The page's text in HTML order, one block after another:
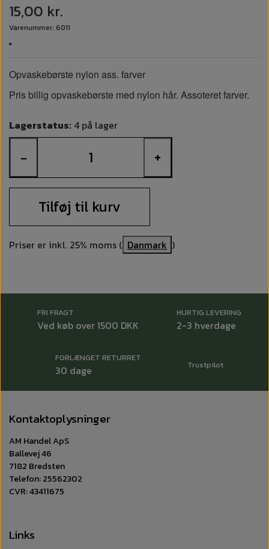
15,00 kr.
Varenummer: 6011
Opvaskebørste nylon ass. farver
Pris billig opvaskebørste med nylon hår. Assoteret farver.
Lagerstatus: 4 på lager
− +
Tilføj til kurv
Priser er inkl. 25% moms ( Danmark )
FRI FRAGT
Ved køb over 1500 DKK
HURTIG LEVERING
2-3 hverdage
FORLÆNGET RETURRET
30 dage Trustpilot
Kontaktoplysninger
AM Handel ApS
Ballevej 46
7182 Bredsten
Telefon: 25562302
CVR: 43411675
Links